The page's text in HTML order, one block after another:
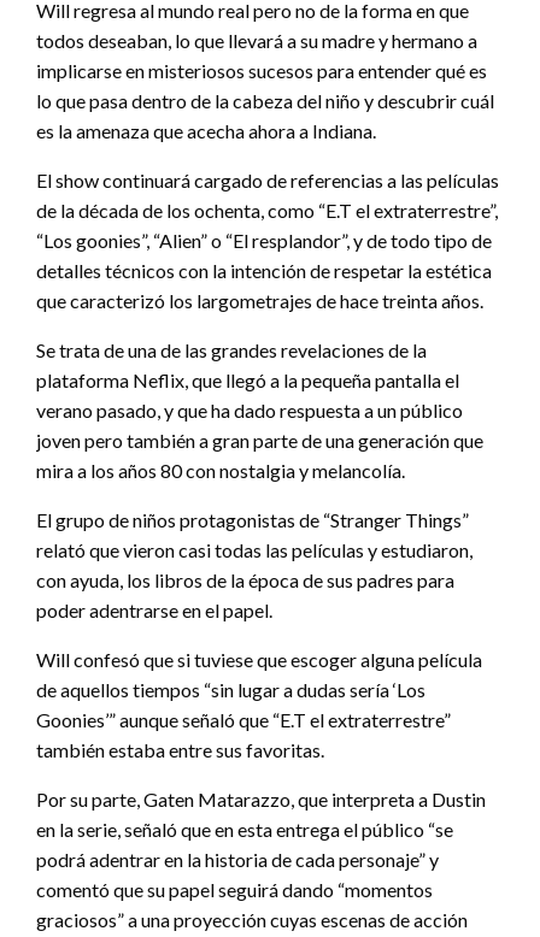
Will regresa al mundo real pero no de la forma en que
todos deseaban, lo que llevará a su madre y hermano a
implicarse en misteriosos sucesos para entender qué es
lo que pasa dentro de la cabeza del niño y descubrir cuál
es la amenaza que acecha ahora a Indiana.
El show continuará cargado de referencias a las películas
de la década de los ochenta, como “E.T el extraterrestre”,
“Los goonies”, “Alien” o “El resplandor”, y de todo tipo de
detalles técnicos con la intención de respetar la estética
que caracterizó los largometrajes de hace treinta años.
Se trata de una de las grandes revelaciones de la
plataforma Neflix, que llegó a la pequeña pantalla el
verano pasado, y que ha dado respuesta a un público
joven pero también a gran parte de una generación que
mira a los años 80 con nostalgia y melancolía.
El grupo de niños protagonistas de “Stranger Things”
relató que vieron casi todas las películas y estudiaron,
con ayuda, los libros de la época de sus padres para
poder adentrarse en el papel.
Will confesó que si tuviese que escoger alguna película
de aquellos tiempos “sin lugar a dudas sería ‘Los
Goonies’” aunque señaló que “E.T el extraterrestre”
también estaba entre sus favoritas.
Por su parte, Gaten Matarazzo, que interpreta a Dustin
en la serie, señaló que en esta entrega el público “se
podrá adentrar en la historia de cada personaje” y
comentó que su papel seguirá dando “momentos
graciosos” a una proyección cuyas escenas de acción